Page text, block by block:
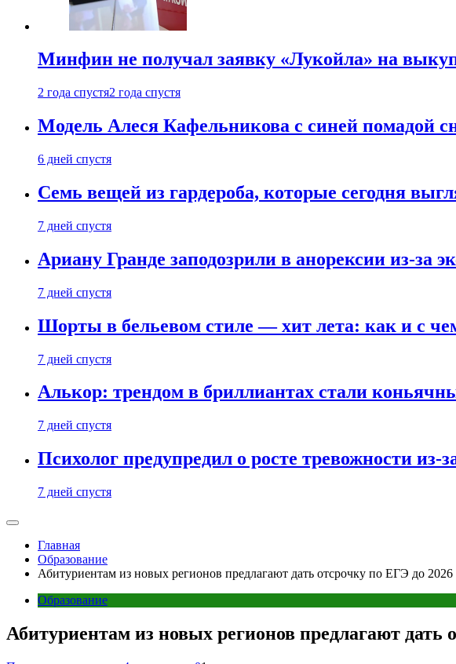
Минфин не получал заявку «Лукойла» на
2 года спустя2 года спустя
Модель Алеся Кафельникова с синей помадой
6 дней спустя
Семь вещей из гардероба, которые сегодня
7 дней спустя
Ариану Гранде заподозрили в анорексии из-за
7 дней спустя
Шорты в бельевом стиле — хит лета: как и с
7 дней спустя
Алькор: трендом в бриллиантах стали
7 дней спустя
Психолог предупредил о росте тревожности из-
7 дней спустя
Главная
Образование
Абитуриентам из новых регионов предлагают дать отсрочку по ЕГЭ до 2026
Образование
Абитуриентам из новых регионов предлагают дать